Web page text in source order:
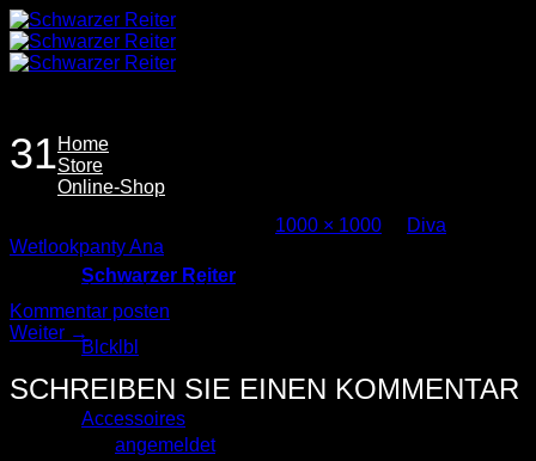
Zum
Inhalt
springen
Home
Store
Online-Shop
Schwarzer Reiter
Blcklbl
Accessoires
31
1000 × 1000
Diva
Wetlookpanty Ana
Trackbacks sind geschlossen, aber Sie können einen
Kommentar posten
Weiter →
SCHREIBEN SIE EINEN KOMMENTAR
angemeldetsein, um einen Kommentar